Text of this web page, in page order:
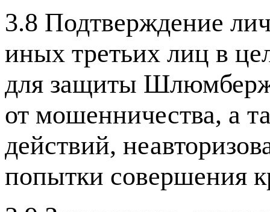
3.8 Подтверждение
иных третьих лиц в
для защиты
от мошенничества, а
действий,
попытки совершения